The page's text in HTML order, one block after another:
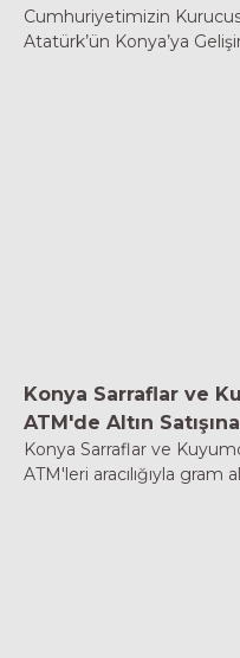
Cumhuriyetimizin
Atatürk’ün Konya’ya
Konya Sarraflar ve
ATM'de Altın
Konya Sarraflar ve
ATM'leri aracılığıyla gram